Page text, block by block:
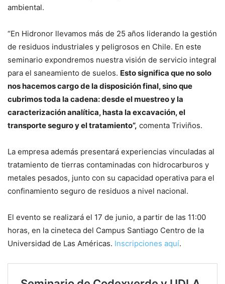
ambiental.
“En Hidronor llevamos más de 25 años liderando la gestión
de residuos industriales y peligrosos en Chile. En este
seminario expondremos nuestra visión de servicio integral
para el saneamiento de suelos. Esto significa que no solo
nos hacemos cargo de la disposición final, sino que
cubrimos toda la cadena: desde el muestreo y la
caracterización analítica, hasta la excavación, el
transporte seguro y el tratamiento”, comenta Triviños.
La empresa además presentará experiencias vinculadas al
tratamiento de tierras contaminadas con hidrocarburos y
metales pesados, junto con su capacidad operativa para el
confinamiento seguro de residuos a nivel nacional.
El evento se realizará el 17 de junio, a partir de las 11:00
horas, en la cineteca del Campus Santiago Centro de la
Universidad de Las Américas. Inscripciones aquí.